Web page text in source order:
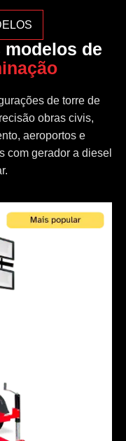
de
de torre de
obras civis,
aeroportos e
com gerador a diesel